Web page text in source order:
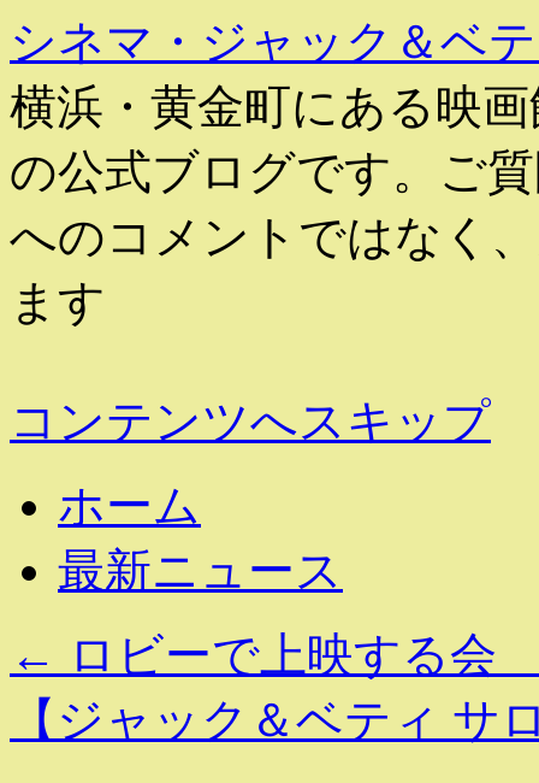
シネマ・ジャック＆ベ
横浜・黄金町にある映
の公式ブログです。ご
へのコメントではなく
ます
コンテンツへスキップ
ホーム
最新ニュース
← ロビーで上映する会
【ジャック＆ベティ サ